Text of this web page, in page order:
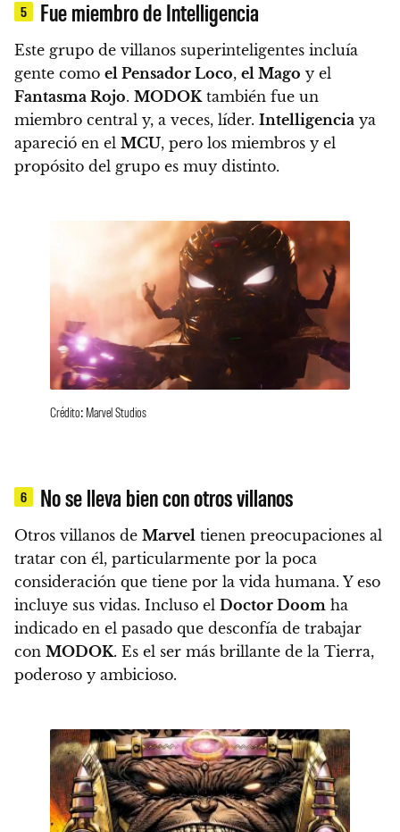
5 Fue miembro de Intelligencia
Este grupo de villanos superinteligentes incluía
gente como el Pensador Loco, el Mago y el
Fantasma Rojo. MODOK también fue un
miembro central y, a veces, líder. Intelligencia ya
apareció en el MCU, pero los miembros y el
propósito del grupo es muy distinto.
Crédito: Marvel Studios
6 No se lleva bien con otros villanos
Otros villanos de Marvel tienen preocupaciones al
tratar con él, particularmente por la poca
consideración que tiene por la vida humana. Y eso
incluye sus vidas. Incluso el Doctor Doom ha
indicado en el pasado que desconfía de trabajar
con MODOK. Es el ser más brillante de la Tierra,
poderoso y ambicioso.